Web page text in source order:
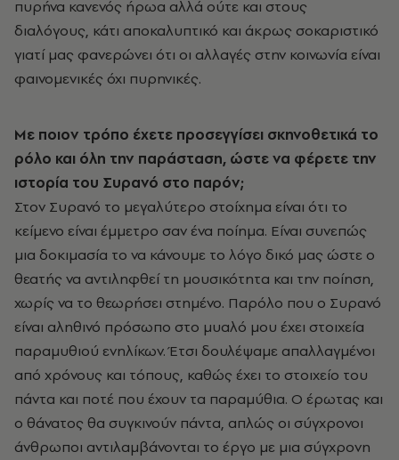
πυρήνα κανενός ήρωα αλλά ούτε και στους
διαλόγους, κάτι αποκαλυπτικό και άκρως σοκαριστικό
γιατί μας φανερώνει ότι οι αλλαγές στην κοινωνία είναι
φαινομενικές όχι πυρηνικές.
Με ποιον τρόπο έχετε προσεγγίσει σκηνοθετικά το
ρόλο και όλη την παράσταση, ώστε να φέρετε την
ιστορία του Συρανό στο παρόν;
Στον Συρανό το μεγαλύτερο στοίχημα είναι ότι το
κείμενο είναι έμμετρο σαν ένα ποίημα. Είναι συνεπώς
μια δοκιμασία το να κάνουμε το λόγο δικό μας ώστε ο
θεατής να αντιληφθεί τη μουσικότητα και την ποίηση,
χωρίς να το θεωρήσει στημένο. Παρόλο που ο Συρανό
είναι αληθινό πρόσωπο στο μυαλό μου έχει στοιχεία
παραμυθιού ενηλίκων. Έτσι δουλέψαμε απαλλαγμένοι
από χρόνους και τόπους, καθώς έχει το στοιχείο του
πάντα και ποτέ που έχουν τα παραμύθια. Ο έρωτας και
ο θάνατος θα συγκινούν πάντα, απλώς οι σύγχρονοι
άνθρωποι αντιλαμβάνονται το έργο με μια σύγχρονη